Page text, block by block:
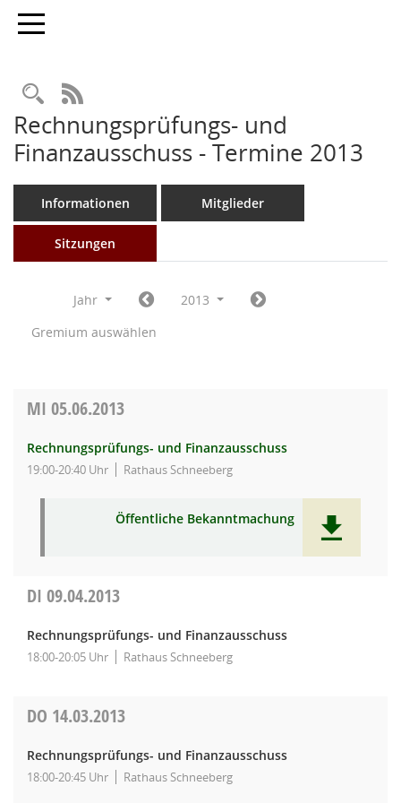
Toggle navigation
Rechercheauswahl
RSS-Feed
Rechnungsprüfungs- und
Finanzausschuss - Termine 2013
Informationen Mitglieder
Sitzungen
Jahr
2013
Gremium auswählen
MI 05.06.2013
Rechnungsprüfungs- und Finanzausschuss
19:00-20:40 Uhr Rathaus Schneeberg
Öffentliche Bekanntmachung
DI 09.04.2013
Rechnungsprüfungs- und Finanzausschuss
18:00-20:05 Uhr Rathaus Schneeberg
DO 14.03.2013
Rechnungsprüfungs- und Finanzausschuss
18:00-20:45 Uhr Rathaus Schneeberg